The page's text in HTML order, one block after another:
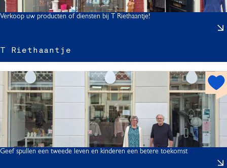
r
t
z
r
T Riethaantje
i
t
a
t
o
t
Verkoop uw producten of diensten bij T Riethaantje!
h
o
s
p
o
t
Geef spullen een tweede leven en kinderen een betere toekomst